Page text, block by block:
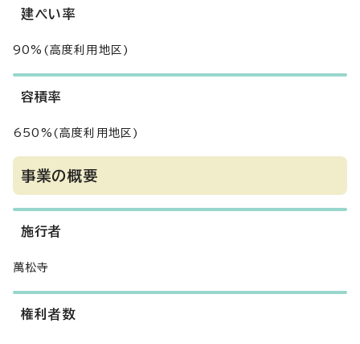
建ぺい率
90%(高度利用地区)
容積率
650%(高度利用地区)
事業の概要
施行者
萬松寺
権利者数